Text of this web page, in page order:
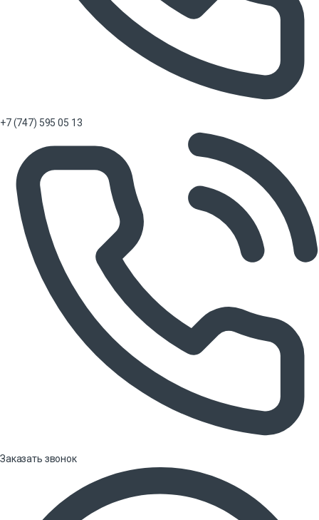
+7 (747) 595 05 13
Заказать звонок